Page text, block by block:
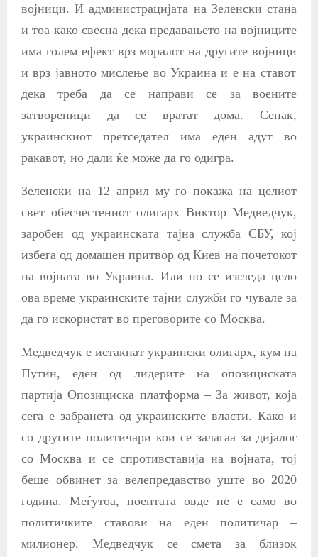
војници. И администрацијата на Зеленски стана
и тоа како свесна дека предавањето на војниците
има голем ефект врз моралот на другите војници
и врз јавното мислење во Украина и е на ставот
дека треба да се направи се завоените
затвореници да се вратат дома. Сепак,
украинскиот претседател има еден адут во
ракавот, но дали ќе може да го одигра.
Зеленски на 12 април му го покажа на целиот
свет обесчестениот олигарх Виктор Медведчук,
заробен од украинската тајна служба СБУ, кој
избега од домашен притвор од Киев на почетокот
на војната во Украина. Или по се изгледа цело
ова време украинските тајни служби го чувале за
да го искористат во преговорите со Москва.
Медведчук е истакнат украински олигарх, кум на
Путин, еден од лидерите на опозициската
партија Опозициска платформа – За живот, која
сега е забранета од украинските власти. Како и
со другите политичари кои се залагаа за дијалог
со Москва и се спротивставија на војната, тој
беше обвинет за велепредавство уште во 2020
година. Меѓутоа, поентата овде не е само во
политичките ставови на еден политичар –
милионер. Медведчук се смета за близок